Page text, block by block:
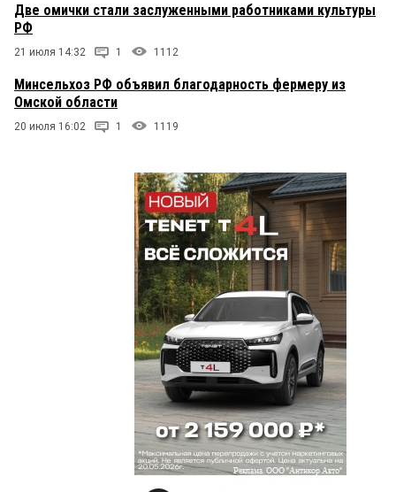
Две омички стали заслуженными работниками культуры
РФ
21 июля 14:32 1 1112
Минсельхоз РФ объявил благодарность фермеру из
Омской области
20 июля 16:02 1 1119